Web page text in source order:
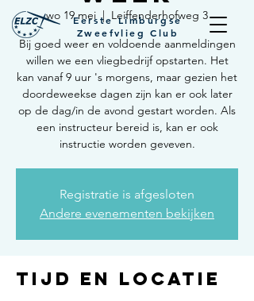
Eerste Limburgse
Zweefvlieg Club
wo 19 mei
  |
Leiffenderhofweg 3
Bij goed weer en voldoende aanmeldingen
willen we een vliegbedrijf opstarten. Het
kan vanaf 9 uur 's morgens, maar gezien het
doordeweekse dagen zijn kan er ook later
op de dag/in de avond gestart worden. Als
een instructeur bereid is, kan er ook
instructie worden geveven.
Registratie is afgesloten
Andere evenementen bekijken
Tijd en locatie